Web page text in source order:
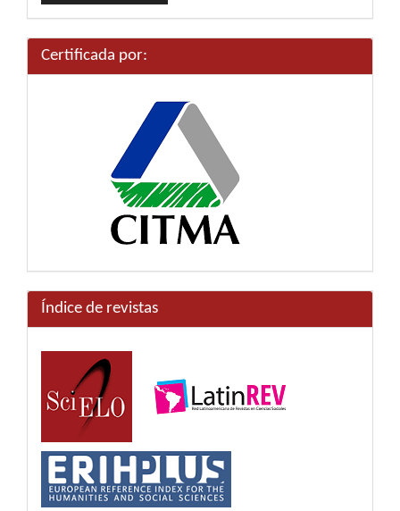
Certificada por:
Índice de revistas